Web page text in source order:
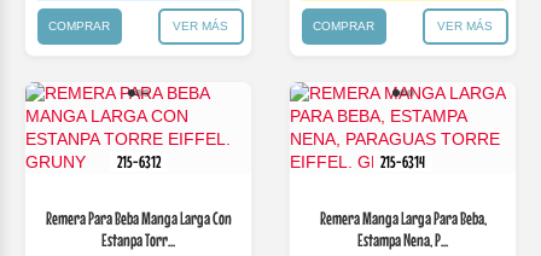
COMPRAR VER MÁS COMPRAR VER MÁS
215-6312
Remera Para Beba Manga Larga Con
Estanpa Torr...
215-6314
Remera Manga Larga Para Beba,
Estampa Nena, P...